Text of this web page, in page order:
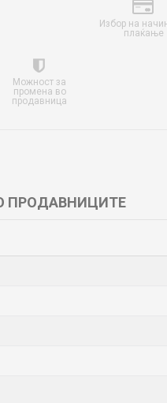
Избор на
плаќање
Можност за
промена во
продавница
ПРОДАВНИЦИТЕ